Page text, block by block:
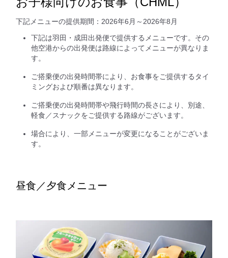
下記メニューの提供期間：2026年6月～2026年8月
下記は羽田・成田出発便で提供するメニューです。その
他空港からの出発便は路線によってメニューが異なりま
す。
ご搭乗便の出発時間帯により、お食事をご提供するタイ
ミングおよび順番は異なります。
ご搭乗便の出発時間帯や飛行時間の長さにより、別途、
軽食／スナックをご提供する路線がございます。
場合により、一部メニューが変更になることがございま
す。
昼食／夕食メニュー